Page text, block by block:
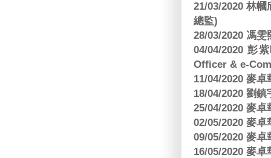
21/03/2020 林
總監)
28/03/2020 馮
04/04/2020 彭
Officer & e-
11/04/2020 麥
18/04/2020 劉
25/04/2020 麥
02/05/2020 麥
09/05/2020 麥
16/05/2020 麥